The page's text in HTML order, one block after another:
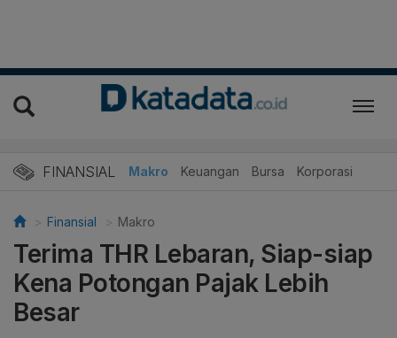
FINANSIAL Makro Keuangan Bursa Korporasi
Finansial Makro
Terima THR Lebaran, Siap-siap
Kena Potongan Pajak Lebih
Besar